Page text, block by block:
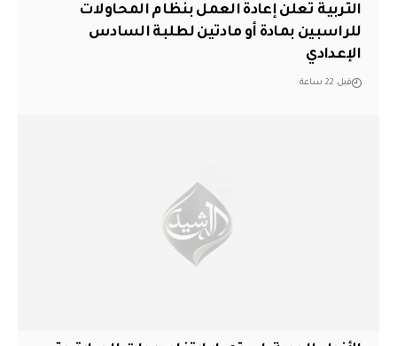
التربية تعلن إعادة العمل بنظام المحاولات
للراسبين بمادة أو مادتين لطلبة السادس
الإعدادي
قبل 22 ساعة